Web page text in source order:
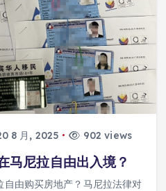
8 月, 2025 902 views
马尼拉自由出入境？
由购买房地产？马尼拉法律对